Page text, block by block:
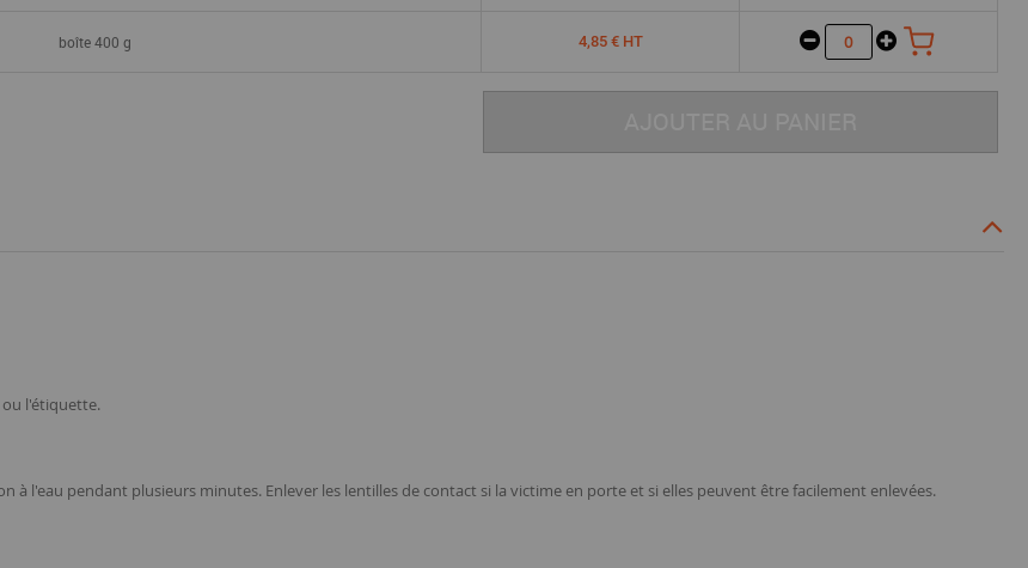
boîte 400 g 4,85 € HT
ou l'étiquette.
à l'eau pendant plusieurs minutes. Enlever les lentilles de contact si la victime en porte et si elles peuvent être facilement enlevées.